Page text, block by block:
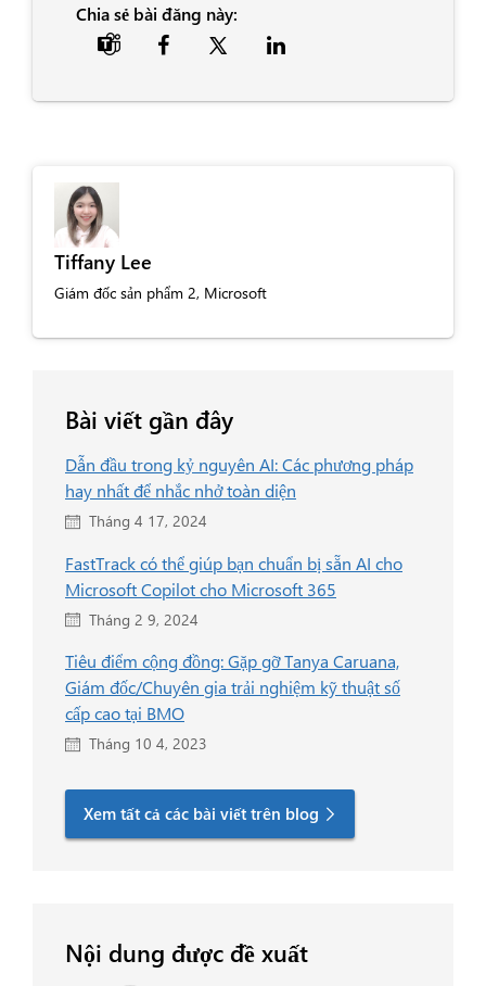
Chia sẻ bài đăng này:

Tiffany Lee
Giám đốc sản phẩm 2, Microsoft
Bài viết gần đây
Dẫn đầu trong kỷ nguyên AI: Các phương pháp
hay nhất để nhắc nhở toàn diện
Tháng 4 17, 2024
FastTrack có thể giúp bạn chuẩn bị sẵn AI cho
Microsoft Copilot cho Microsoft 365
Tháng 2 9, 2024
Tiêu điểm cộng đồng: Gặp gỡ Tanya Caruana,
Giám đốc/Chuyên gia trải nghiệm kỹ thuật số
cấp cao tại BMO
Tháng 10 4, 2023
Xem tất cả các bài viết trên blog
Nội dung được đề xuất